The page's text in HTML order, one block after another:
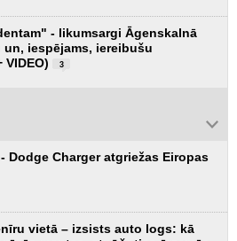
- likumsargi Āgenskalnā
iespējams, iereibušu
3
Dodge Charger atgriežas Eiropas
vietā – izsists auto logs: kā